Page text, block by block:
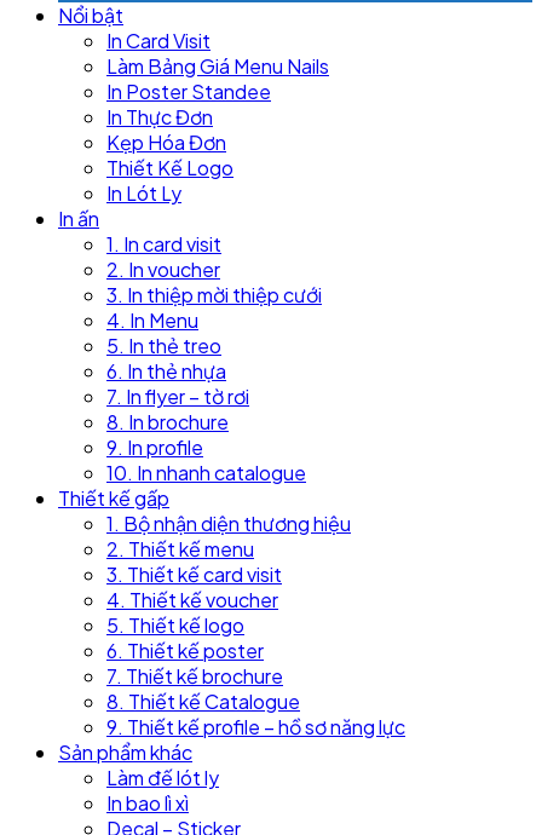
Nổi bật
In Card Visit
Làm Bảng Giá Menu Nails
In Poster Standee
In Thực Đơn
Kẹp Hóa Đơn
Thiết Kế Logo
In Lót Ly
In ấn
1. In card visit
2. In voucher
3. In thiệp mời thiệp cưới
4. In Menu
5. In thẻ treo
6. In thẻ nhựa
7. In flyer – tờ rơi
8. In brochure
9. In profile
10. In nhanh catalogue
Thiết kế gấp
1. Bộ nhận diện thương hiệu
2. Thiết kế menu
3. Thiết kế card visit
4. Thiết kế voucher
5. Thiết kế logo
6. Thiết kế poster
7. Thiết kế brochure
8. Thiết kế Catalogue
9. Thiết kế profile – hồ sơ năng lực
Sản phẩm khác
Làm đế lót ly
In bao lì xì
Decal – Sticker